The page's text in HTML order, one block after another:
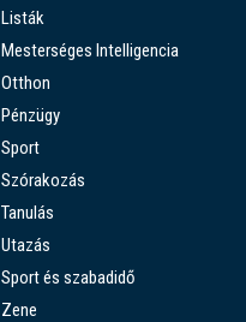
Listák
Mesterséges Intelligencia
Otthon
Pénzügy
Sport
Szórakozás
Tanulás
Utazás
Sport és szabadidő
Zene